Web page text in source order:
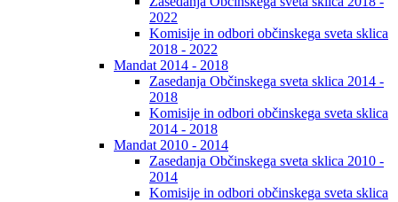
2022
Komisije in odbori občinskega sveta sklica
2018 - 2022
Mandat 2014 - 2018
Zasedanja Občinskega sveta sklica 2014 -
2018
Komisije in odbori občinskega sveta sklica
2014 - 2018
Mandat 2010 - 2014
Zasedanja Občinskega sveta sklica 2010 -
2014
Komisije in odbori občinskega sveta sklica